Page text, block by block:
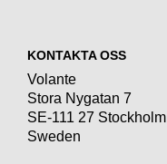
KONTAKTA OSS
Volante
Stora Nygatan 7
SE-111 27 Stockholm
Sweden